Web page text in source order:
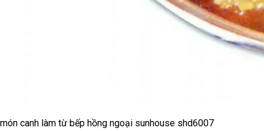
món canh làm từ bếp hồng ngoại sunhouse shd6007